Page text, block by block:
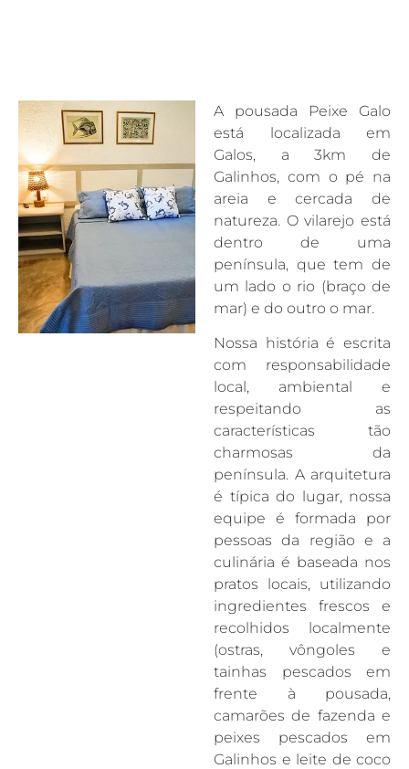
A pousada Peixe Galo
está localizada em
Galos, a 3km de
Galinhos, com o pé na
areia e cercada de
natureza. O vilarejo está
dentro de uma
península, que tem de
um lado o rio (braço de
mar) e do outro o mar.
Nossa história é escrita
com responsabilidade
local, ambiental e
respeitando as
características tão
charmosas da
península. A arquitetura
é típica do lugar, nossa
equipe é formada por
pessoas da região e a
culinária é baseada nos
pratos locais, utilizando
ingredientes frescos e
recolhidos localmente
(ostras, vôngoles e
tainhas pescados em
frente à pousada,
camarões de fazenda e
peixes pescados em
Galinhos e leite de coco